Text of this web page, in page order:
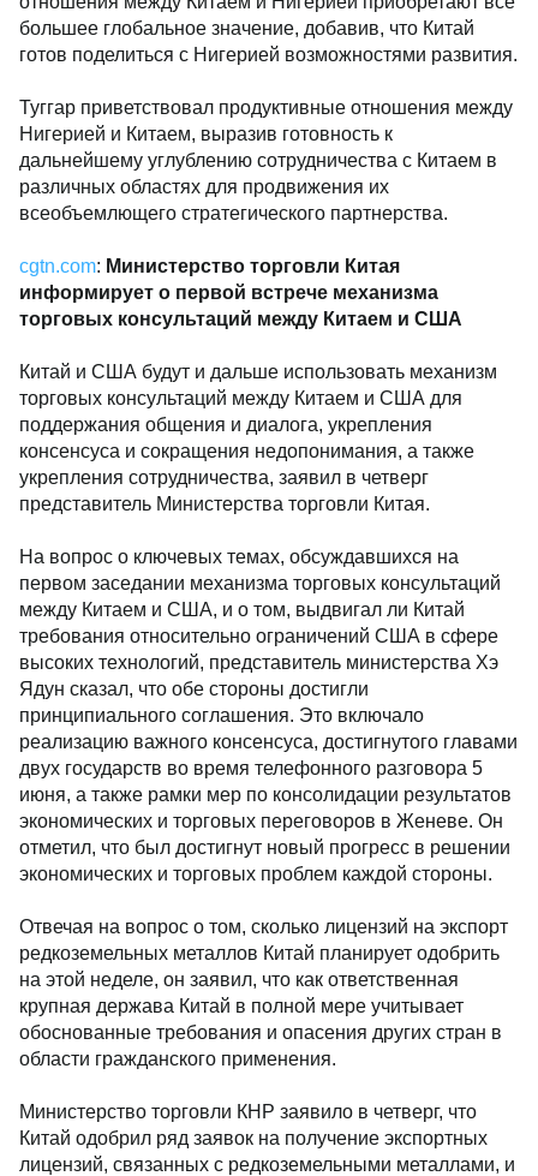
большее глобальное значение, добавив, что Китай
готов поделиться с Нигерией возможностями развития.
Туггар приветствовал продуктивные отношения между
Нигерией и Китаем, выразив готовность к
дальнейшему углублению сотрудничества с Китаем в
различных областях для продвижения их
всеобъемлющего стратегического партнерства.
cgtn.com: Министерство торговли Китая
информирует о первой встрече механизма
торговых консультаций между Китаем и США
Китай и США будут и дальше использовать механизм
торговых консультаций между Китаем и США для
поддержания общения и диалога, укрепления
консенсуса и сокращения недопонимания, а также
укрепления сотрудничества, заявил в четверг
представитель Министерства торговли Китая.
На вопрос о ключевых темах, обсуждавшихся на
первом заседании механизма торговых консультаций
между Китаем и США, и о том, выдвигал ли Китай
требования относительно ограничений США в сфере
высоких технологий, представитель министерства Хэ
Ядун сказал, что обе стороны достигли
принципиального соглашения. Это включало
реализацию важного консенсуса, достигнутого главами
двух государств во время телефонного разговора 5
июня, а также рамки мер по консолидации результатов
экономических и торговых переговоров в Женеве. Он
отметил, что был достигнут новый прогресс в решении
экономических и торговых проблем каждой стороны.
Отвечая на вопрос о том, сколько лицензий на экспорт
редкоземельных металлов Китай планирует одобрить
на этой неделе, он заявил, что как ответственная
крупная держава Китай в полной мере учитывает
обоснованные требования и опасения других стран в
области гражданского применения.
Министерство торговли КНР заявило в четверг, что
Китай одобрил ряд заявок на получение экспортных
лицензий, связанных с редкоземельными металлами, и